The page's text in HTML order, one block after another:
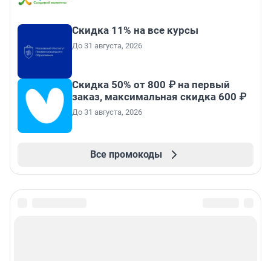
Скидка 11% на все курсы
До 31 августа, 2026
Скидка 50% от 800 ₽ на первый
заказ, максимальная скидка 600 ₽
До 31 августа, 2026
Все промокоды